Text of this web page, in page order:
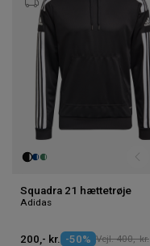
Squadra 21 hættetrøje
Adidas
200,- kr. -50% Vejl. 400,- kr.